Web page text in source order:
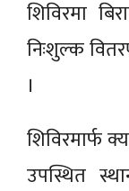
शिविरमा
निःशुल्क
।
शिविरमार्फ
उपस्थित